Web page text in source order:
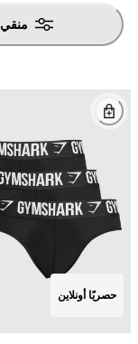
منقي
حصريًا أونلاين